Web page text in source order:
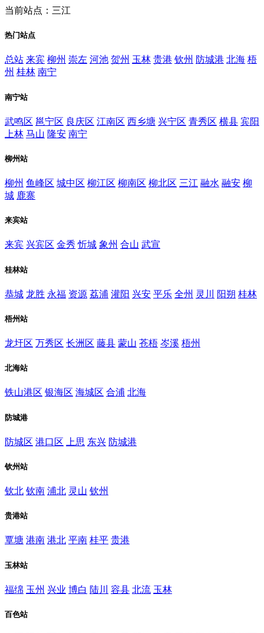
当前站点：三江
热门站点
总站 来宾 柳州 崇左 河池 贺州 玉林 贵港 钦州 防城港 北海 梧
州 桂林 南宁
南宁站
武鸣区 邕宁区 良庆区 江南区 西乡塘 兴宁区 青秀区 横县 宾阳
上林 马山 隆安 南宁
柳州站
柳州 鱼峰区 城中区 柳江区 柳南区 柳北区 三江 融水 融安 柳
城 鹿寨
来宾站
来宾 兴宾区 金秀 忻城 象州 合山 武宣
桂林站
恭城 龙胜 永福 资源 荔浦 灌阳 兴安 平乐 全州 灵川 阳朔 桂林
梧州站
龙圩区 万秀区 长洲区 藤县 蒙山 苍梧 岑溪 梧州
北海站
铁山港区 银海区 海城区 合浦 北海
防城港
防城区 港口区 上思 东兴 防城港
钦州站
钦北 钦南 浦北 灵山 钦州
贵港站
覃塘 港南 港北 平南 桂平 贵港
玉林站
福绵 玉州 兴业 博白 陆川 容县 北流 玉林
百色站